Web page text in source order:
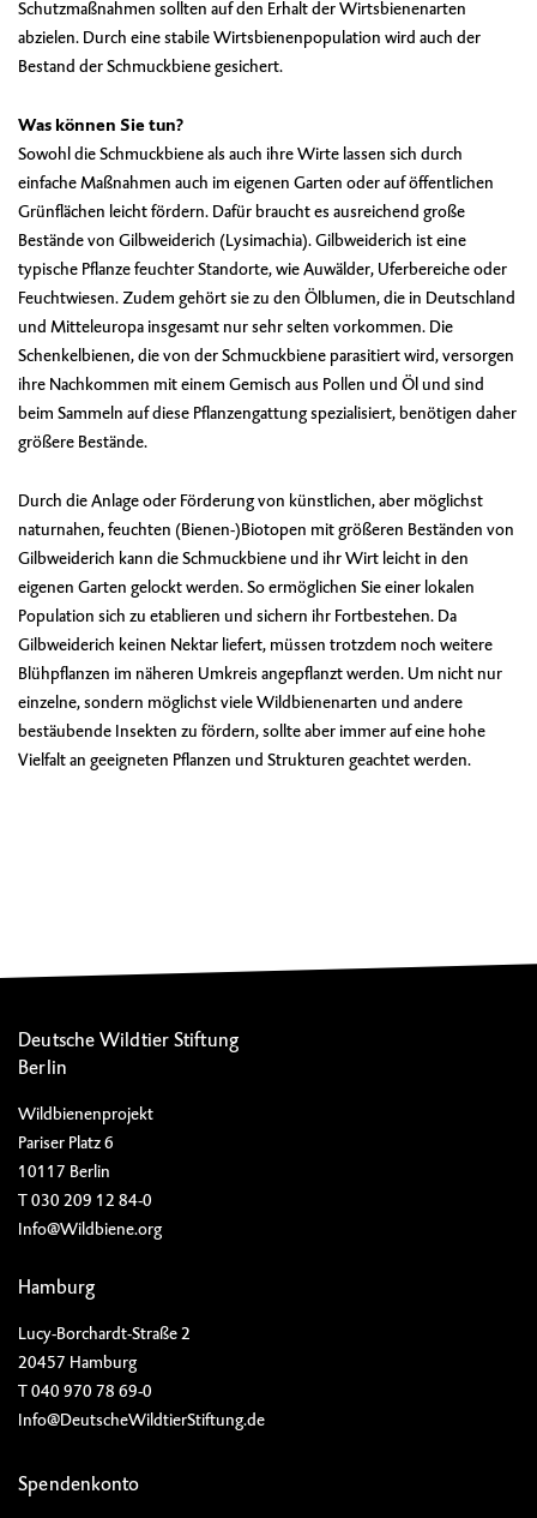
Schutzmaßnahmen sollten auf den Erhalt der Wirtsbienenarten
abzielen. Durch eine stabile Wirtsbienenpopulation wird auch der
Bestand der Schmuckbiene gesichert.
Was können Sie tun?
Sowohl die Schmuckbiene als auch ihre Wirte lassen sich durch
einfache Maßnahmen auch im eigenen Garten oder auf öffentlichen
Grünflächen leicht fördern. Dafür braucht es ausreichend große
Bestände von Gilbweiderich (Lysimachia). Gilbweiderich ist eine
typische Pflanze feuchter Standorte, wie Auwälder, Uferbereiche oder
Feuchtwiesen. Zudem gehört sie zu den Ölblumen, die in Deutschland
und Mitteleuropa insgesamt nur sehr selten vorkommen. Die
Schenkelbienen, die von der Schmuckbiene parasitiert wird, versorgen
ihre Nachkommen mit einem Gemisch aus Pollen und Öl und sind
beim Sammeln auf diese Pflanzengattung spezialisiert, benötigen daher
größere Bestände.
Durch die Anlage oder Förderung von künstlichen, aber möglichst
naturnahen, feuchten (Bienen-)Biotopen mit größeren Beständen von
Gilbweiderich kann die Schmuckbiene und ihr Wirt leicht in den
eigenen Garten gelockt werden. So ermöglichen Sie einer lokalen
Population sich zu etablieren und sichern ihr Fortbestehen. Da
Gilbweiderich keinen Nektar liefert, müssen trotzdem noch weitere
Blühpflanzen im näheren Umkreis angepflanzt werden. Um nicht nur
einzelne, sondern möglichst viele Wildbienenarten und andere
bestäubende Insekten zu fördern, sollte aber immer auf eine hohe
Vielfalt an geeigneten Pflanzen und Strukturen geachtet werden.
Deutsche Wildtier Stiftung
Berlin
Wildbienenprojekt
Pariser Platz 6
10117 Berlin
T 030 209 12 84-0
Info@Wildbiene.org
Hamburg
Lucy-Borchardt-Straße 2
20457 Hamburg
T 040 970 78 69-0
Info@DeutscheWildtierStiftung.de
Spendenkonto